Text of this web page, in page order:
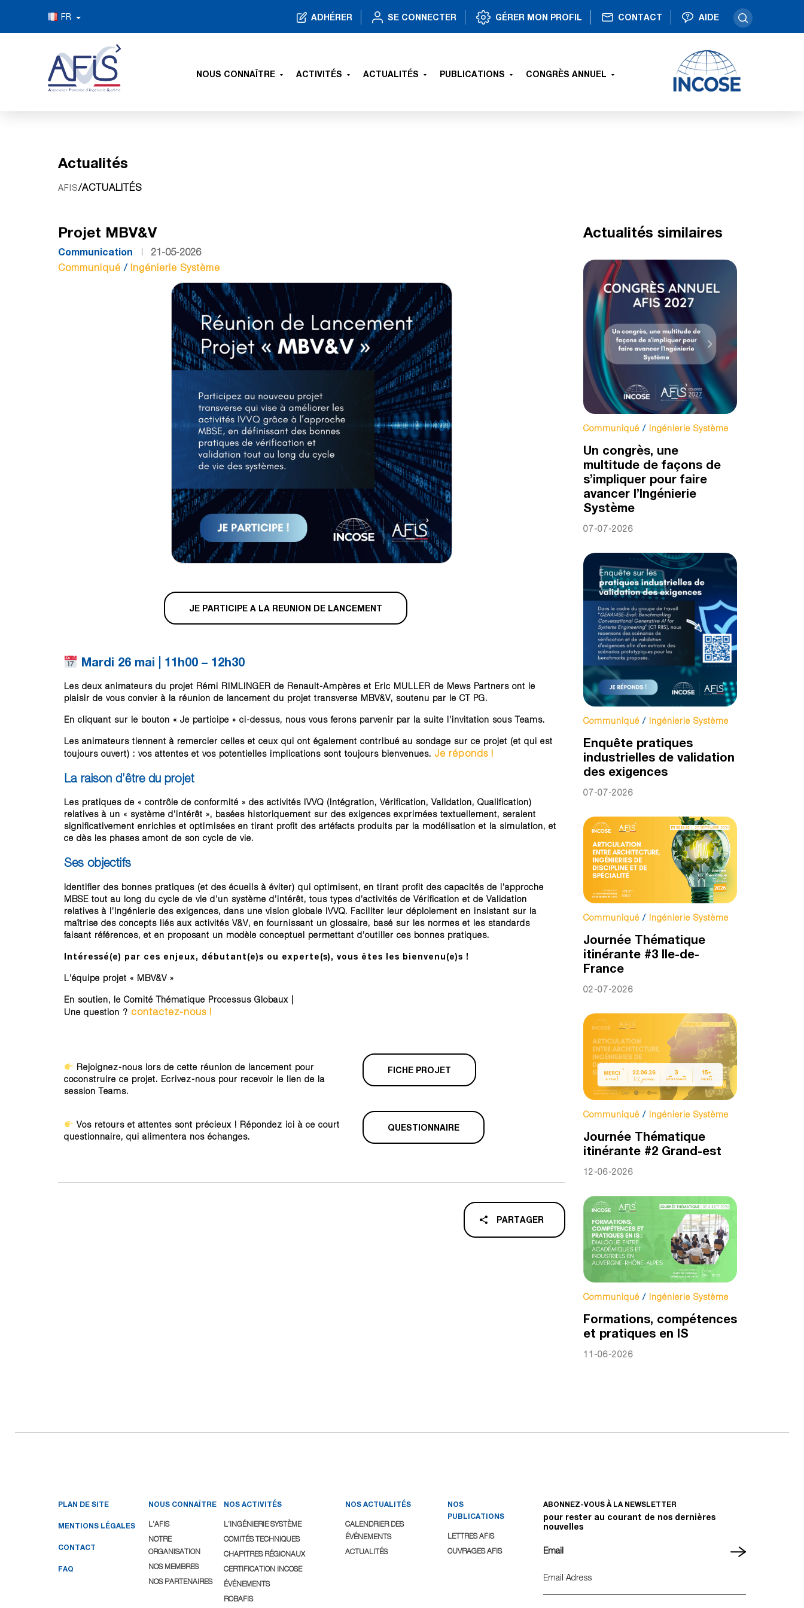
FR ADHÉRER SE CONNECTER GÉRER MON PROFIL CONTACT AIDE
NOUS CONNAÎTRE ACTIVITÉS ACTUALITÉS PUBLICATIONS CONGRÈS ANNUEL
Actualités
AFIS/ACTUALITÉS
Projet MBV&V
Communication
21-05-2026
Communiqué / Ingénierie Système
JE PARTICIPE A LA REUNION DE LANCEMENT
Mardi 26 mai | 11h00 – 12h30
Les deux animateurs du projet Rémi RIMLINGER de Renault-Ampères et Eric MULLER de Mews Partners ont le
plaisir de vous convier à la réunion de lancement du projet transverse MBV&V, soutenu par le CT PG.
En cliquant sur le bouton « Je participe » ci-dessus, nous vous ferons parvenir par la suite l’invitation sous Teams.
Les animateurs tiennent à remercier celles et ceux qui ont également contribué au sondage sur ce projet (et qui est
toujours ouvert) : vos attentes et vos potentielles implications sont toujours bienvenues. Je réponds !
La raison d’être du projet
Les pratiques de « contrôle de conformité » des activités IVVQ (Intégration, Vérification, Validation, Qualification)
relatives à un « système d’intérêt », basées historiquement sur des exigences exprimées textuellement, seraient
significativement enrichies et optimisées en tirant profit des artéfacts produits par la modélisation et la simulation, et
ce dès les phases amont de son cycle de vie.
Ses objectifs
Identifier des bonnes pratiques (et des écueils à éviter) qui optimisent, en tirant profit des capacités de l’approche
MBSE tout au long du cycle de vie d’un système d’intérêt, tous types d’activités de Vérification et de Validation
relatives à l’Ingénierie des exigences, dans une vision globale IVVQ. Faciliter leur déploiement en insistant sur la
maîtrise des concepts liés aux activités V&V, en fournissant un glossaire, basé sur les normes et les standards
faisant références, et en proposant un modèle conceptuel permettant d’outiller ces bonnes pratiques.
Intéressé(e) par ces enjeux, débutant(e)s ou experte(s), vous êtes les bienvenu(e)s !
L’équipe projet « MBV&V »
En soutien, le Comité Thématique Processus Globaux |
Une question ? contactez-nous !
Rejoignez-nous lors de cette réunion de lancement pour
coconstruire ce projet. Ecrivez-nous pour recevoir le lien de la
session Teams.
FICHE PROJET
Vos retours et attentes sont précieux ! Répondez ici à ce court
questionnaire, qui alimentera nos échanges.
QUESTIONNAIRE
PARTAGER
Actualités similaires
Communiqué / Ingénierie Système
Un congrès, une
multitude de façons de
s’impliquer pour faire
avancer l’Ingénierie
Système
07-07-2026
Communiqué / Ingénierie Système
Enquête pratiques
industrielles de validation
des exigences
07-07-2026
Communiqué / Ingénierie Système
Journée Thématique
itinérante #3 Ile-de-
France
02-07-2026
Communiqué / Ingénierie Système
Journée Thématique
itinérante #2 Grand-est
12-06-2026
Communiqué / Ingénierie Système
Formations, compétences
et pratiques en IS
11-06-2026
PLAN DE SITE
MENTIONS LÉGALES
CONTACT
FAQ
NOUS CONNAÎTRE
L’AFIS
NOTRE
ORGANISATION
NOS MEMBRES
NOS PARTENAIRES
NOS ACTIVITÉS
L’INGÉNIERIE SYSTÈME
COMITÉS TECHNIQUES
CHAPITRES RÉGIONAUX
CERTIFICATION INCOSE
ÉVÉNEMENTS
ROBAFIS
NOS ACTUALITÉS
CALENDRIER DES
ÉVÉNEMENTS
ACTUALITÉS
NOS
PUBLICATIONS
LETTRES AFIS
OUVRAGES AFIS
ABONNEZ-VOUS À LA NEWSLETTER
pour rester au courant de nos dernières
nouvelles
Email